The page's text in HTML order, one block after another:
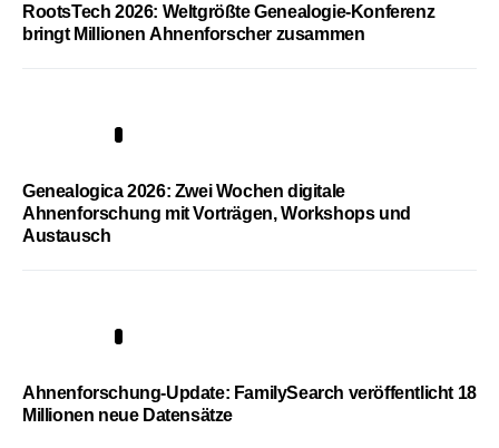
RootsTech 2026: Weltgrößte Genealogie-Konferenz
bringt Millionen Ahnenforscher zusammen
Genealogica 2026: Zwei Wochen digitale
Ahnenforschung mit Vorträgen, Workshops und
Austausch
Ahnenforschung-Update: FamilySearch veröffentlicht 18
Millionen neue Datensätze